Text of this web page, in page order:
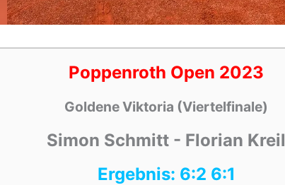
Poppenroth Open 2023
Goldene Viktoria (Viertelfinale)
Simon Schmitt - Florian Kreil
Ergebnis: 6:2 6:1